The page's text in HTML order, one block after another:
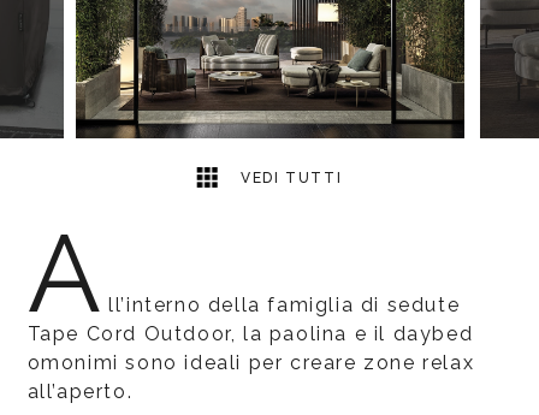
VEDI TUTTI
8 2
A ll’interno della famiglia di sedute
Tape Cord Outdoor, la paolina e il daybed
omonimi sono ideali per creare zone relax
all’aperto.